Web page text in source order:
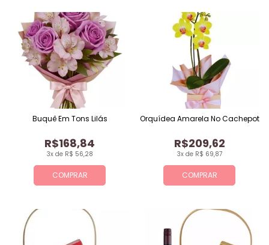
COMPRAR
3x de R$ 56,28
R$168,84
Buquê Em Tons Lilás
COMPRAR
3x de R$ 69,87
R$209,62
Orquídea Amarela No Cachepot